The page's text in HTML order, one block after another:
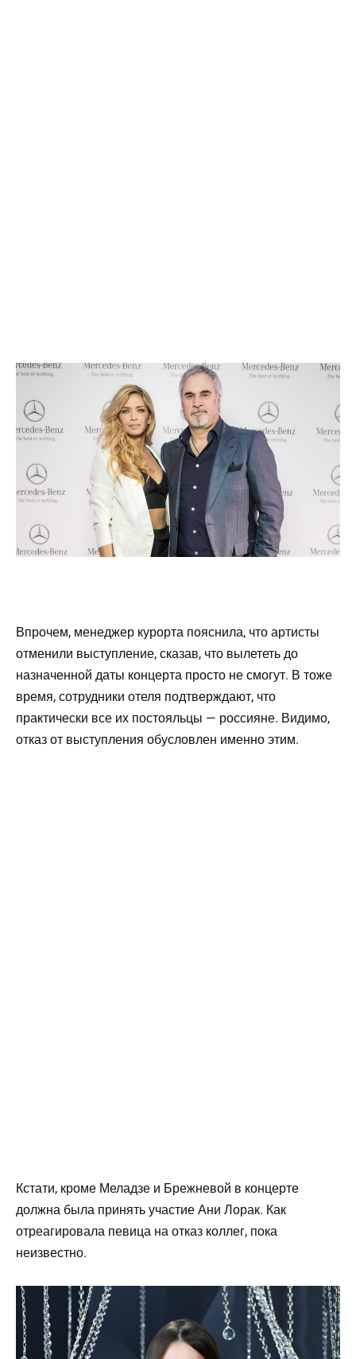
Впрочем, менеджер курорта пояснила, что артисты
отменили выступление, сказав, что вылететь до
назначенной даты концерта просто не смогут. В тоже
время, сотрудники отеля подтверждают, что
практически все их постояльцы — россияне. Видимо,
отказ от выступления обусловлен именно этим.
Кстати, кроме Меладзе и Брежневой в концерте
должна была принять участие Ани Лорак. Как
отреагировала певица на отказ коллег, пока
неизвестно.